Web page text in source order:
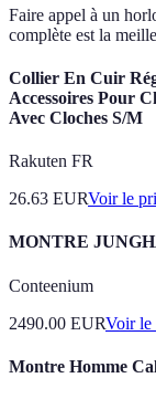
Faire appel à un
complète est la
Collier En Cuir
Accessoires Pour
Avec Cloches S/M
Rakuten FR
26.63 EURVoir le
MONTRE
Conteenium
2490.00 EURVoir le
Montre Homme